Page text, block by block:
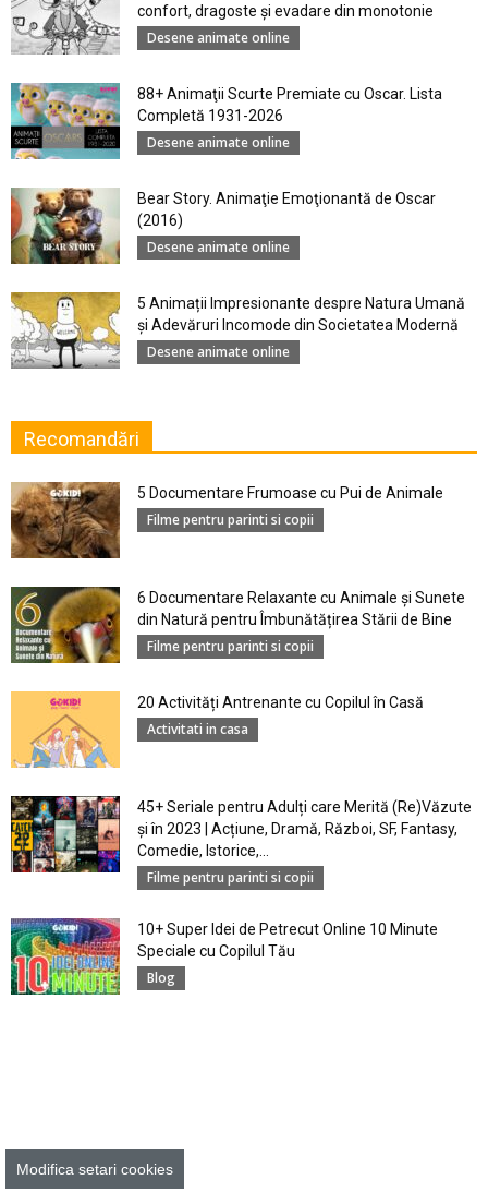
confort, dragoste și evadare din monotonie
Desene animate online
88+ Animaţii Scurte Premiate cu Oscar. Lista
Completă 1931-2026
Desene animate online
Bear Story. Animaţie Emoţionantă de Oscar
(2016)
Desene animate online
5 Animații Impresionante despre Natura Umană
şi Adevăruri Incomode din Societatea Modernă
Desene animate online
Recomandări
5 Documentare Frumoase cu Pui de Animale
Filme pentru parinti si copii
6 Documentare Relaxante cu Animale și Sunete
din Natură pentru Îmbunătățirea Stării de Bine
Filme pentru parinti si copii
20 Activități Antrenante cu Copilul în Casă
Activitati in casa
45+ Seriale pentru Adulți care Merită (Re)Văzute
și în 2023 | Acțiune, Dramă, Război, SF, Fantasy,
Comedie, Istorice,...
Filme pentru parinti si copii
10+ Super Idei de Petrecut Online 10 Minute
Speciale cu Copilul Tău
Blog
Modifica setari cookies